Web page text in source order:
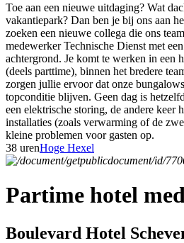
Toe aan een nieuwe uitdaging? Wat
vakantiepark? Dan ben je bij ons aan
zoeken een nieuwe collega die ons
medewerker Technische Dienst met
achtergrond. Je komt te werken in een
(deels parttime), binnen het bredere
zorgen jullie ervoor dat onze
topconditie blijven. Geen dag is
een elektrische storing, de andere keer
installaties (zoals verwarming of de
kleine problemen voor gasten op.
38 urenHoge Hexel
Partime hotel
Boulevard Hotel